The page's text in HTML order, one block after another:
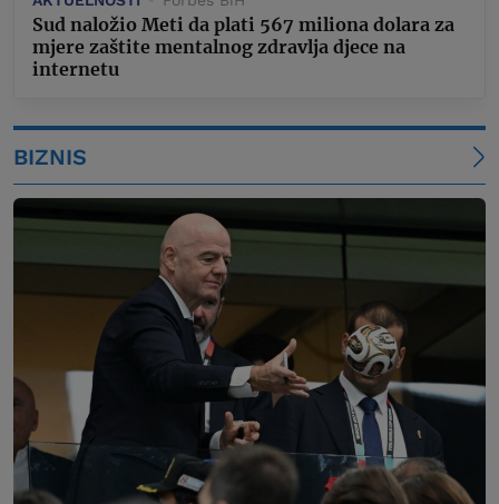
Sud naložio Meti da plati 567 miliona dolara za
mjere zaštite mentalnog zdravlja djece na
internetu
BIZNIS